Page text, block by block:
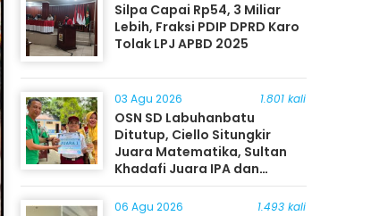
Silpa Capai Rp54, 3 Miliar
Lebih, Fraksi PDIP DPRD Karo
Tolak LPJ APBD 2025
03 Agu 2026 1.801 kali
OSN SD Labuhanbatu
Ditutup, Ciello Situngkir
Juara Matematika, Sultan
Khadafi Juara IPA dan
Timothy Rangkuti Juara IPS
06 Agu 2026 1.493 kali